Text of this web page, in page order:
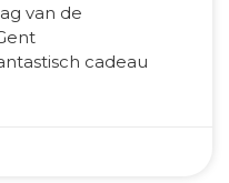
van de
cadeau